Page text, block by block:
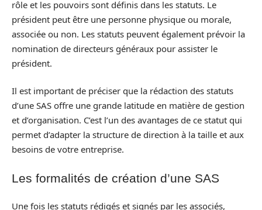
rôle et les pouvoirs sont définis dans les statuts. Le
président peut être une personne physique ou morale,
associée ou non. Les statuts peuvent également prévoir la
nomination de directeurs généraux pour assister le
président.
Il est important de préciser que la rédaction des statuts
d’une SAS offre une grande latitude en matière de gestion
et d’organisation. C’est l’un des avantages de ce statut qui
permet d’adapter la structure de direction à la taille et aux
besoins de votre entreprise.
Les formalités de création d’une SAS
Une fois les statuts rédigés et signés par les associés,